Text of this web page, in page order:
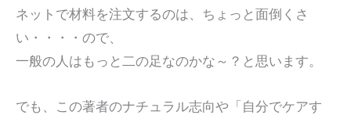
ネットで材料を注文するのは、ちょっと面倒くさ
い・・・・ので、
一般の人はもっと二の足なのかな～？と思います。
でも、この著者のナチュラル志向や「自分でケアす